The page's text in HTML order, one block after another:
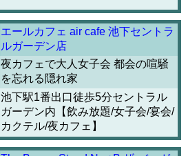
エールカフェ air cafe 池下セントラ
ルガーデン店
夜カフェで大人女子会 都会の喧騒
を忘れる隠れ家
池下駅1番出口徒歩5分セントラル
ガーデン内【飲み放題/女子会/宴会/
カクテル/夜カフェ】